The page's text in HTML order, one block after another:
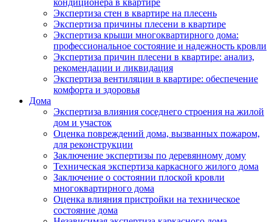
кондиционера в квартире
Экспертиза стен в квартире на плесень
Экспертиза причины плесени в квартире
Экспертиза крыши многоквартирного дома:
профессиональное состояние и надежность кровли
Экспертиза причин плесени в квартире: анализ,
рекомендации и ликвидация
Экспертиза вентиляции в квартире: обеспечение
комфорта и здоровья
Дома
Экспертиза влияния соседнего строения на жилой
дом и участок
Оценка повреждений дома, вызванных пожаром,
для реконструкции
Заключение экспертизы по деревянному дому
Техническая экспертиза каркасного жилого дома
Заключение о состоянии плоской кровли
многоквартирного дома
Оценка влияния пристройки на техническое
состояние дома